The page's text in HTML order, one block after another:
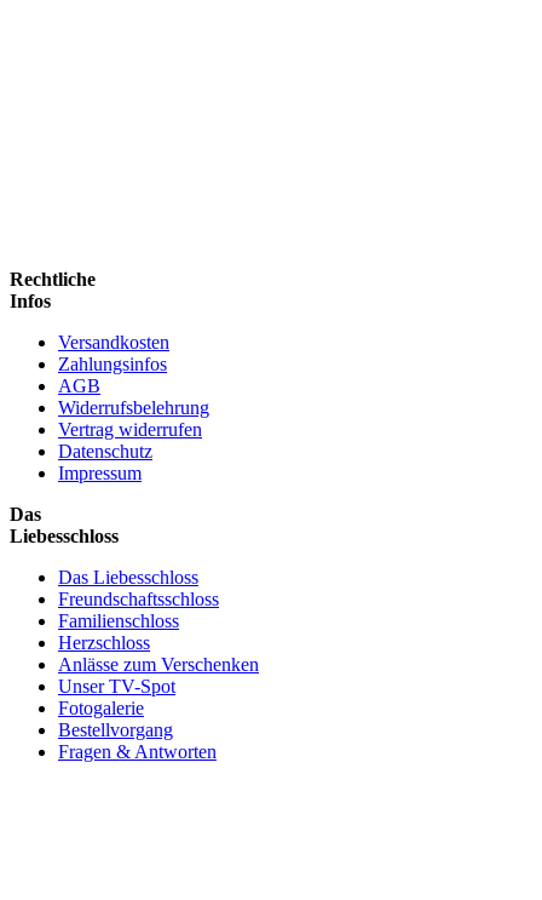
Rechtliche
Infos
Versandkosten
Zahlungsinfos
AGB
Widerrufsbelehrung
Vertrag widerrufen
Datenschutz
Impressum
Das
Liebesschloss
Das Liebesschloss
Freundschaftsschloss
Familienschloss
Herzschloss
Anlässe zum Verschenken
Unser TV-Spot
Fotogalerie
Bestellvorgang
Fragen & Antworten